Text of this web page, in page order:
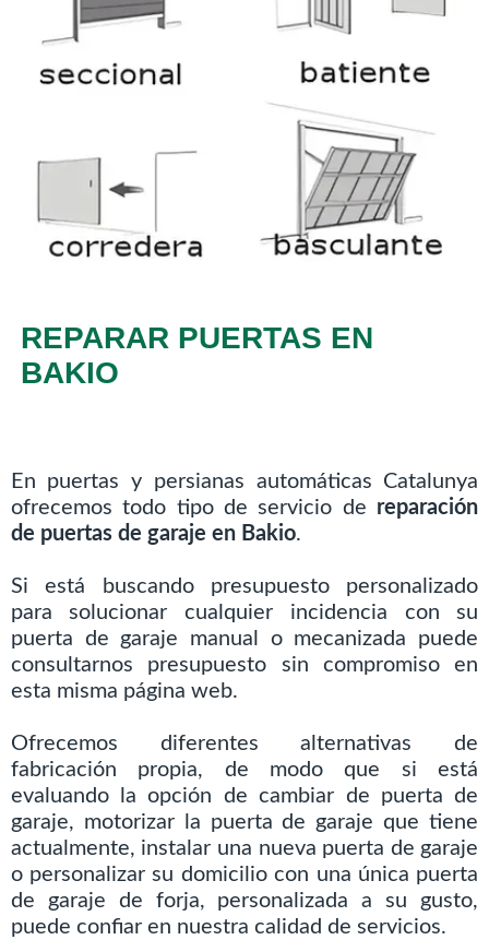
REPARAR PUERTAS EN
BAKIO
En puertas y persianas automáticas Catalunya
ofrecemos todo tipo de servicio de reparación
de puertas de garaje en Bakio.
Si está buscando presupuesto personalizado
para solucionar cualquier incidencia con su
puerta de garaje manual o mecanizada puede
consultarnos presupuesto sin compromiso en
esta misma página web.
Ofrecemos diferentes alternativas de
fabricación propia, de modo que si está
evaluando la opción de cambiar de puerta de
garaje, motorizar la puerta de garaje que tiene
actualmente, instalar una nueva puerta de garaje
o personalizar su domicilio con una única puerta
de garaje de forja, personalizada a su gusto,
puede confiar en nuestra calidad de servicios.